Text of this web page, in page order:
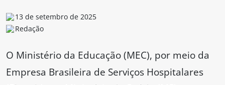
13 de setembro de 2025
Redação
O Ministério da Educação (MEC), por meio da
Empresa Brasileira de Serviços Hospitalares